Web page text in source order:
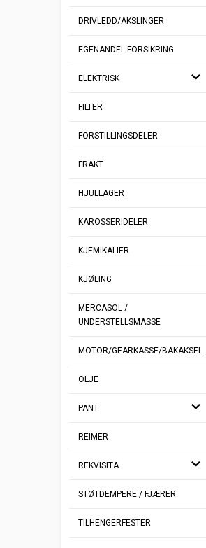
DRIVLEDD/AKSLINGER
EGENANDEL FORSIKRING
ELEKTRISK
FILTER
FORSTILLINGSDELER
FRAKT
HJULLAGER
KAROSSERIDELER
KJEMIKALIER
KJØLING
MERCASOL /
UNDERSTELLSMASSE
MOTOR/GEARKASSE/BAKAKSEL
OLJE
PANT
REIMER
REKVISITA
STØTDEMPERE / FJÆRER
TILHENGERFESTER